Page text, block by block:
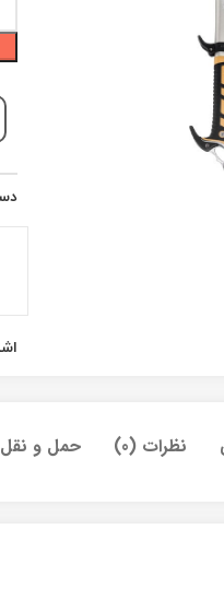
بزرگنمایی کلیک کنید
نظرات (0) حمل و نقل